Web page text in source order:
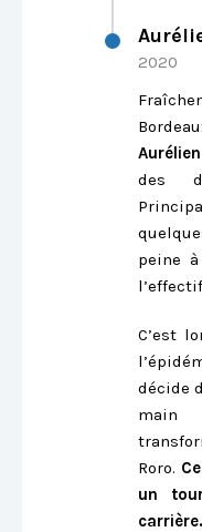
2020
des
peine
C’est
décide
main
Roro.
un
carrière.